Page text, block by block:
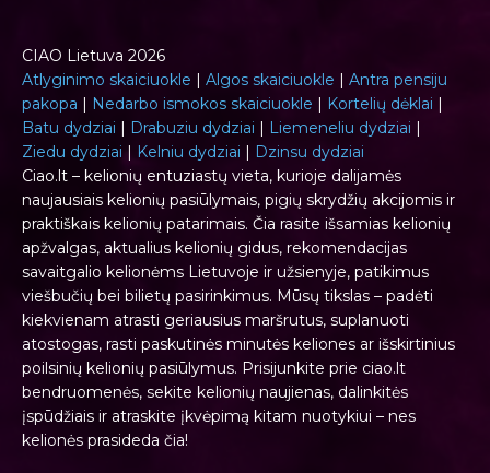
CIAO Lietuva 2026
Atlyginimo skaiciuokle
Algos skaiciuokle
Antra pensiju
pakopa
Nedarbo ismokos skaiciuokle Kortelių dėklai
Batu dydziai
Drabuziu dydziai Liemeneliu dydziai
Ziedu dydziai
Kelniu dydziai
Dzinsu dydziai
Ciao.lt – kelionių entuziastų vieta, kurioje dalijamės
naujausiais kelionių pasiūlymais, pigių skrydžių akcijomis ir
praktiškais kelionių patarimais. Čia rasite išsamias kelionių
apžvalgas, aktualius kelionių gidus, rekomendacijas
savaitgalio kelionėms Lietuvoje ir užsienyje, patikimus
viešbučių bei bilietų pasirinkimus. Mūsų tikslas – padėti
kiekvienam atrasti geriausius maršrutus, suplanuoti
atostogas, rasti paskutinės minutės keliones ar išskirtinius
poilsinių kelionių pasiūlymus. Prisijunkite prie ciao.lt
bendruomenės, sekite kelionių naujienas, dalinkitės
įspūdžiais ir atraskite įkvėpimą kitam nuotykiui – nes
kelionės prasideda čia!